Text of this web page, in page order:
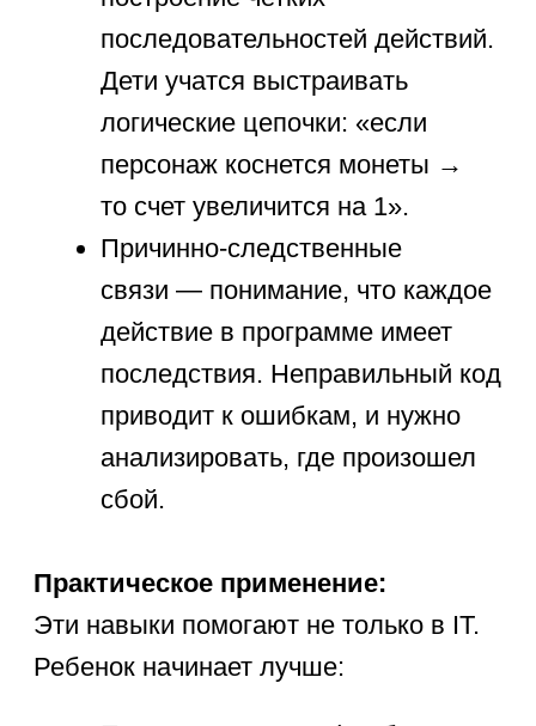
Такие проекты развивают
дивергентное мышление —
решений для одной задачи.
3. Развитие
Работа над IT-проектами учит детей
взаимодействовать в команде:
Четко формулировать идеи
(«Мой персонаж должен
прыгать, когда нажимают
пробел»)
Задавать правильные вопросы
(«Почему у нас не работает
2. Социальные аспекты:
(один рисует персонажей,